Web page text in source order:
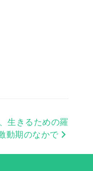
生きるための羅
動期のなかで